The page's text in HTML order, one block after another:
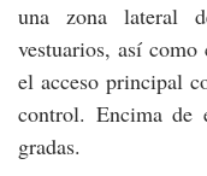
una zona lateral
vestuarios, así
el acceso principal
control. Encima de
gradas.